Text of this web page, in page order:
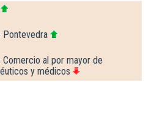
Pontevedra
Comercio al por mayor de
y médicos